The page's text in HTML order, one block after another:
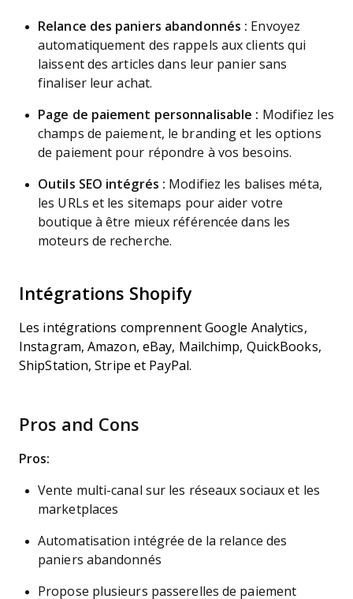
Relance des paniers abandonnés : Envoyez
automatiquement des rappels aux clients qui
laissent des articles dans leur panier sans
finaliser leur achat.
Page de paiement personnalisable : Modifiez les
champs de paiement, le branding et les options
de paiement pour répondre à vos besoins.
Outils SEO intégrés : Modifiez les balises méta,
les URLs et les sitemaps pour aider votre
boutique à être mieux référencée dans les
moteurs de recherche.
Intégrations Shopify
Les intégrations comprennent Google Analytics,
Instagram, Amazon, eBay, Mailchimp, QuickBooks,
ShipStation, Stripe et PayPal.
Pros and Cons
Pros:
Vente multi-canal sur les réseaux sociaux et les
marketplaces
Automatisation intégrée de la relance des
paniers abandonnés
Propose plusieurs passerelles de paiement